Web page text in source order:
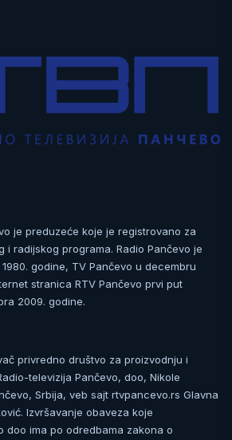
je preduzeće koje je registrovano za
i radijskog programa. Radio Pančevo je
godine, TV Pančevo u decembru
stranica RTV Pančevo prvi put
2009. godine.
privredno društvo za proizvodnju i
televizija Pančevo, doo, Nikole
Srbija, veb sajt rtvpancevo.rs Glavna
Izvršavanje obaveza koje
doo ima po odredbama zakona o